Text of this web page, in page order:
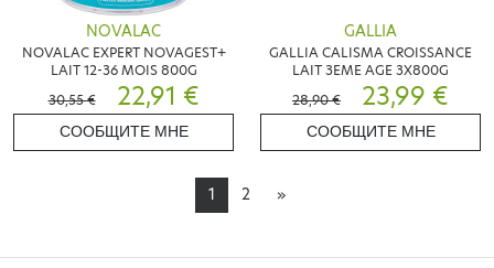
NOVALAC
NOVALAC EXPERT NOVAGEST+
LAIT 12-36 MOIS 800G
30,55 €
22,91 €
СООБЩИТЕ МНЕ
GALLIA
GALLIA CALISMA CROISSANCE
LAIT 3EME AGE 3X800G
28,90 €
23,99 €
СООБЩИТЕ МНЕ
1 2 »